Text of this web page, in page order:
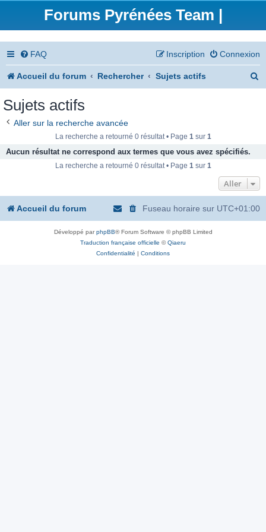
Forums Pyrénées Team |
FAQ Connexion
Inscription
Accueil du forum Rechercher Sujets actifs
e
Sujets actifs
Aller sur la recherche avancée
La recherche a retourné 0 résultat • Page 1sur 1
Aucun résultat ne correspond aux termes que vous avez spécifiés.
La recherche a retourné 0 résultat • Page 1sur 1
Aller
Accueil du forum Fuseau horaire sur UTC+01:00
Développé parphpBB® Forum Software © phpBB Limited
Traduction française officielle ©Qiaeru
Confidentialité | Conditions